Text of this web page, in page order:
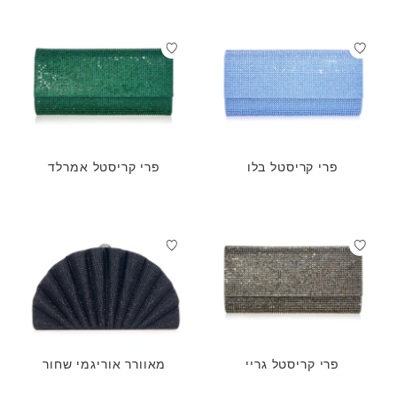
פרי קריסטל בלו פרי קריסטל אמרלד
פרי קריסטל גריי מאוורר אוריגמי שחור